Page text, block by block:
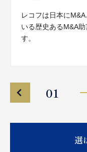
レコフは日本に
いる歴史あるM&A
す。
01
選